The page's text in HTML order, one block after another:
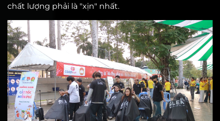
chất lượng phải là "xịn" nhất.